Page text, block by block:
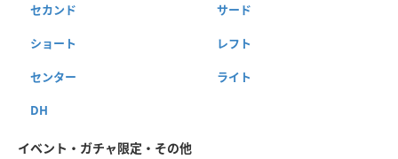
セカンド サード
ショート レフト
センター ライト
DH
イベント・ガチャ限定・その他